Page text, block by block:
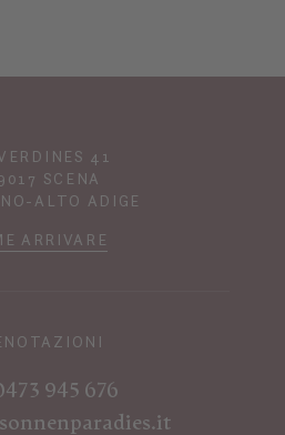
41
SCENA
ALTO ADIGE
ARRIVARE
945 676